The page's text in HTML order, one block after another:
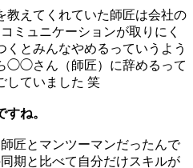
教えてくれていた師匠は会社の
ミュニケーションが取りにく
くとみんなやめるっていうよう
◯◯さん（師匠）に辞めるって
していました 笑
ね。
匠とマンツーマンだったんで
期と比べて自分だけスキルが